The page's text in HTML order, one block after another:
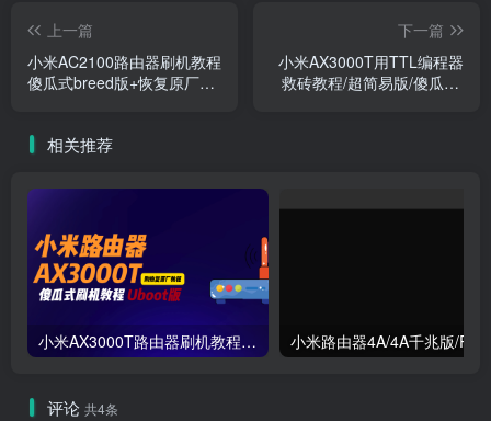
上一篇
小米AC2100路由器刷机教程
傻瓜式breed版+恢复原厂教
下一篇
小米AX3000T用TTL编程器
救砖教程/超简易版/傻瓜式/
相关推荐
小米AX3000T路由器刷机教程傻瓜式uboot版支持v1v2+恢复原厂系统教程RD03 RD23
评论 共4条